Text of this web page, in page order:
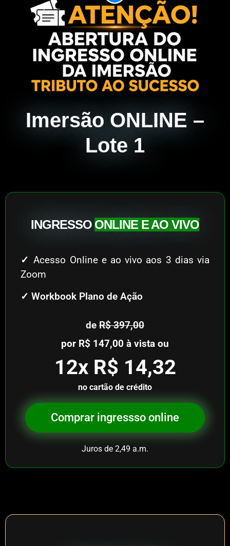
Imersão ONLINE –
Lote 1
INGRESSO ONLINE E AO VIVO
✓ Acesso Online e ao vivo aos 3 dias via
Zoom
✓ Workbook Plano de Ação
de R$ 397,00
por R$ 147,00 à vista ou
12x R$ 14,32
no cartão de crédito
Comprar ingressso online
Juros de 2,49 a.m.